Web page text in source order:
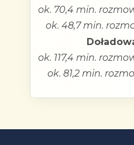
ok. 70,4 min.
ok. 48,7 min.
ok. 117,4 min.
ok. 81,2 min.